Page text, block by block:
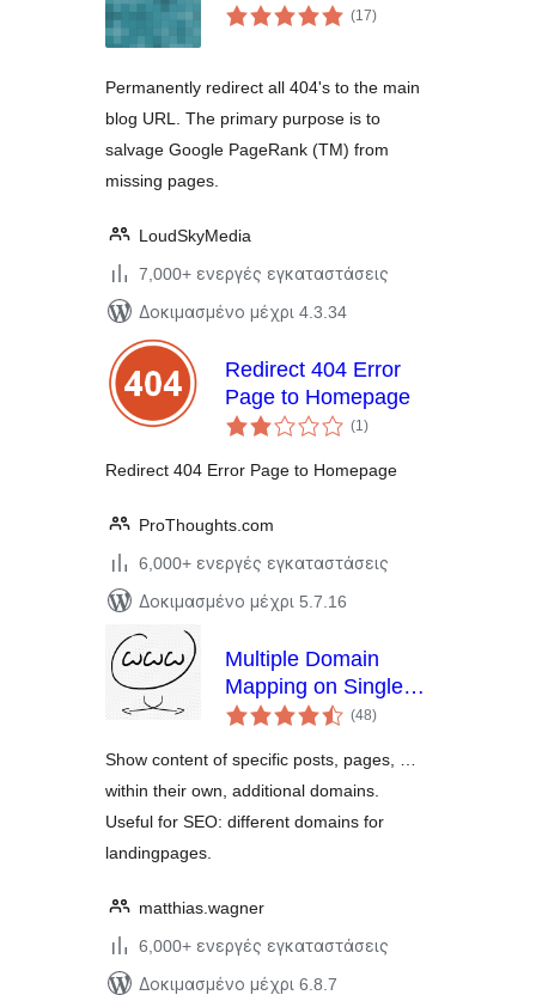
(17αξιολογήσεις
σύνολο
)
Permanently redirect all 404's to the main
blog URL. The primary purpose is to
salvage Google PageRank (TM) from
missing pages.
LoudSkyMedia
7,000+ ενεργές εγκαταστάσεις
Δοκιμασμένο μέχρι 4.3.34
Redirect 404 Error
Page to Homepage
(1αξιολογήσεις
σύνολο
)
Redirect 404 Error Page to Homepage
ProThoughts.com
6,000+ ενεργές εγκαταστάσεις
Δοκιμασμένο μέχρι 5.7.16
Multiple Domain
Mapping on Single
Site
(48αξιολογήσεις
σύνολο
)
Show content of specific posts, pages, …
within their own, additional domains.
Useful for SEO: different domains for
landingpages.
matthias.wagner
6,000+ ενεργές εγκαταστάσεις
Δοκιμασμένο μέχρι 6.8.7